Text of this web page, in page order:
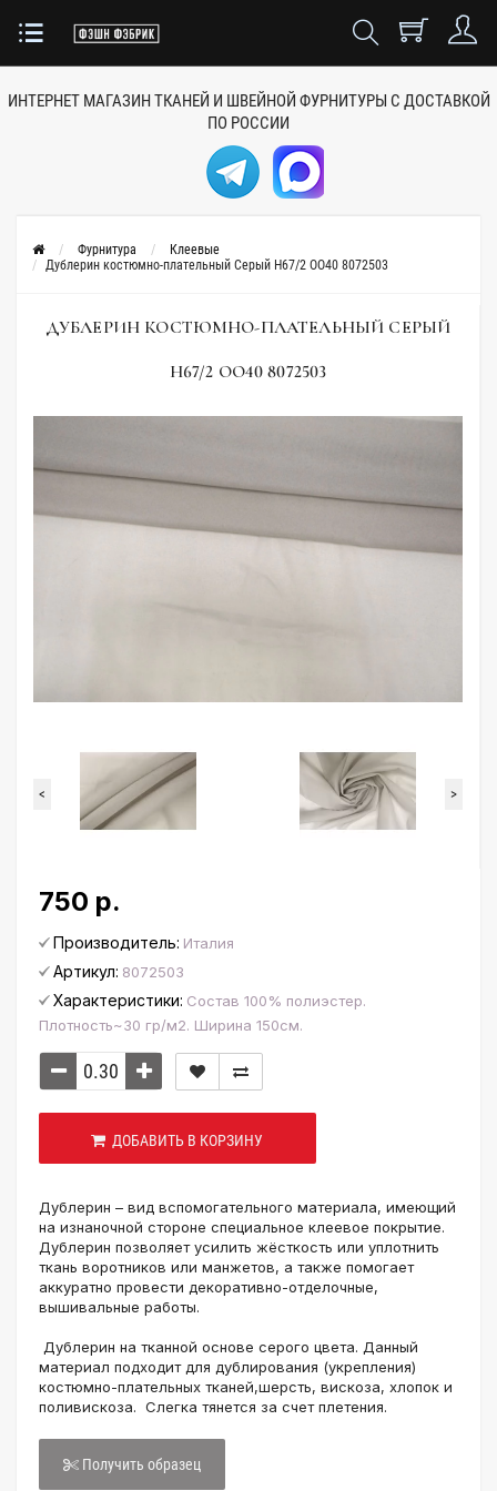
ИНТЕРНЕТ МАГАЗИН ТКАНЕЙ И ШВЕЙНОЙ ФУРНИТУРЫ С ДОСТАВКОЙ
ПО РОССИИ
Фурнитура
Клеевые
Дублерин костюмно-плательный Серый H67/2 ОО40 8072503
ДУБЛЕРИН КОСТЮМНО-ПЛАТЕЛЬНЫЙ СЕРЫЙ
H67/2 ОО40 8072503
< >
750 р.
Производитель: Италия
Артикул: 8072503
Характеристики: Состав 100% полиэстер.
Плотность~30 гр/м2. Ширина 150см.
ДОБАВИТЬ В КОРЗИНУ
Дублерин – вид вспомогательного материала, имеющий
на изнаночной стороне специальное клеевое покрытие.
Дублерин позволяет усилить жёсткость или уплотнить
ткань воротников или манжетов, а также помогает
аккуратно провести декоративно-отделочные,
вышивальные работы.
Дублерин на тканной основе серого цвета. Данный
материал подходит для дублирования (укрепления)
костюмно-плательных тканей,шерсть, вискоза, хлопок и
поливискоза. Слегка тянется за счет плетения.
Получить образец